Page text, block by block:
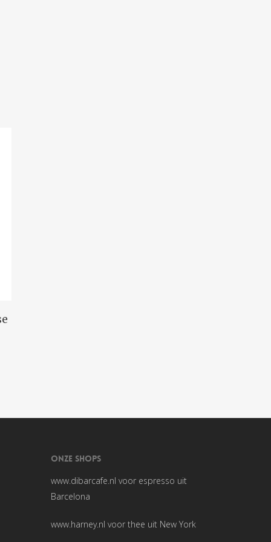
ONZE SHOPS
www.dibarcafe.nl voor espresso uit
Barcelona
www.harney.nl voor thee uit New York